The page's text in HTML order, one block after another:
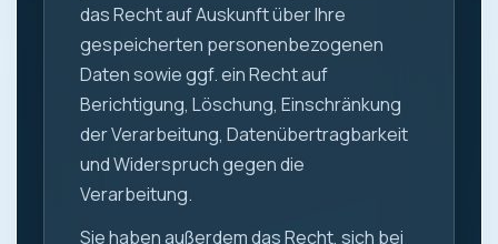
das Recht auf Auskunft über Ihre
gespeicherten personenbezogenen
Daten sowie ggf. ein Recht auf
Berichtigung, Löschung, Einschränkung
der Verarbeitung, Datenübertragbarkeit
und Widerspruch gegen die
Verarbeitung.
Sie haben außerdem das Recht, sich bei